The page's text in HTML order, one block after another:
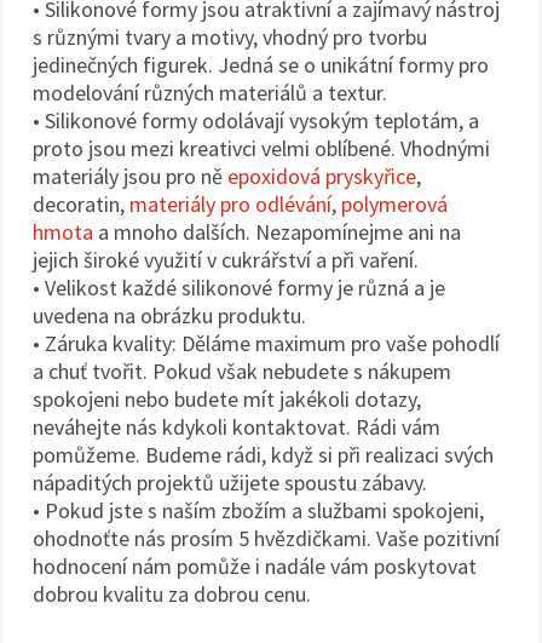
• Silikonové formy jsou atraktivní a zajímavý nástroj
s různými tvary a motivy, vhodný pro tvorbu
jedinečných figurek. Jedná se o unikátní formy pro
modelování různých materiálů a textur.
• Silikonové formy odolávají vysokým teplotám, a
proto jsou mezi kreativci velmi oblíbené. Vhodnými
materiály jsou pro ně epoxidová pryskyřice,
decoratin, materiály pro odlévání, polymerová
hmota a mnoho dalších. Nezapomínejme ani na
jejich široké využití v cukrářství a při vaření.
• Velikost každé silikonové formy je různá a je
uvedena na obrázku produktu.
• Záruka kvality: Děláme maximum pro vaše pohodlí
a chuť tvořit. Pokud však nebudete s nákupem
spokojeni nebo budete mít jakékoli dotazy,
neváhejte nás kdykoli kontaktovat. Rádi vám
pomůžeme. Budeme rádi, když si při realizaci svých
nápaditých projektů užijete spoustu zábavy.
• Pokud jste s naším zbožím a službami spokojeni,
ohodnoťte nás prosím 5 hvězdičkami. Vaše pozitivní
hodnocení nám pomůže i nadále vám poskytovat
dobrou kvalitu za dobrou cenu.